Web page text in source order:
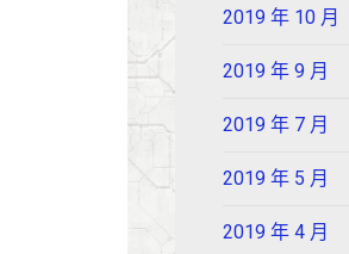
2019 年 10 月
2019 年 9 月
2019 年 7 月
2019 年 5 月
2019 年 4 月